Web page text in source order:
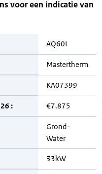
voor een indicatie van
AQ60I
Mastertherm
KA07399
: €7.875
Grond-
Water
33kW